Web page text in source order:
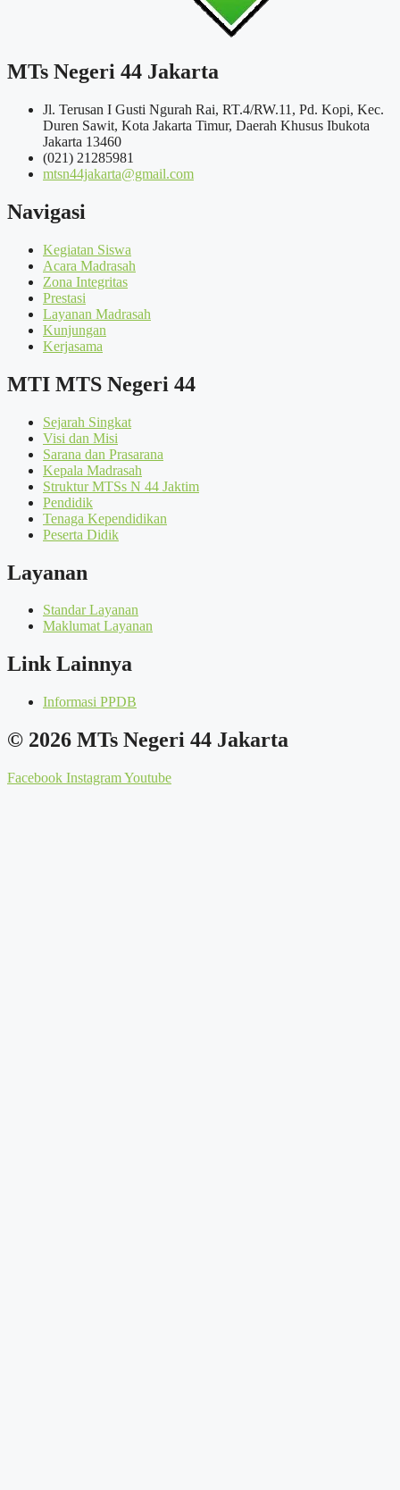
MTs Negeri 44 Jakarta
Jl. Terusan I Gusti Ngurah Rai, RT.4/RW.11, Pd. Kopi, Kec.
Duren Sawit, Kota Jakarta Timur, Daerah Khusus Ibukota
Jakarta 13460
(021) 21285981
mtsn44jakarta@gmail.com
Navigasi
Kegiatan Siswa
Acara Madrasah
Zona Integritas
Prestasi
Layanan Madrasah
Kunjungan
Kerjasama
MTI MTS Negeri 44
Sejarah Singkat
Visi dan Misi
Sarana dan Prasarana
Kepala Madrasah
Struktur MTSs N 44 Jaktim
Pendidik
Tenaga Kependidikan
Peserta Didik
Layanan
Standar Layanan
Maklumat Layanan
Link Lainnya
Informasi PPDB
© 2026 MTs Negeri 44 Jakarta
Facebook InstagramYoutube